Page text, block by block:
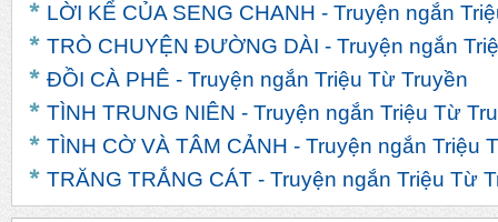
LỜI KỂ CỦA SENG CHANH - Truyện ngắn
TRÒ CHUYỆN ĐƯỜNG DÀI - Truyện ngắn
ĐỒI CÀ PHÊ - Truyện ngắn Triệu Từ Truyền
TÌNH TRUNG NIÊN - Truyện ngắn Triệu Từ
TÌNH CỜ VÀ TÂM CẢNH - Truyện ngắn Triệu
TRĂNG TRẮNG CÁT - Truyện ngắn Triệu Từ